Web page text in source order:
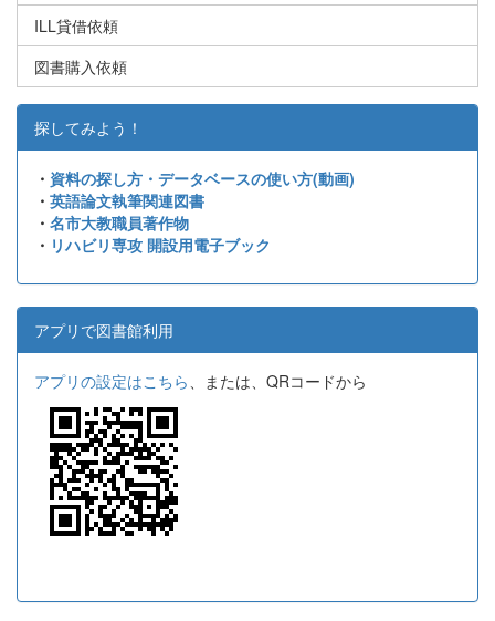
ILL貸借依頼
図書購入依頼
探してみよう！
・ 資料の探し方・データベースの使い方(動画)
・ 英語論文執筆関連図書
・ 名市大教職員著作物
・ リハビリ専攻 開設用電子ブック
アプリで図書館利用
アプリの設定はこちら、または、QRコードから